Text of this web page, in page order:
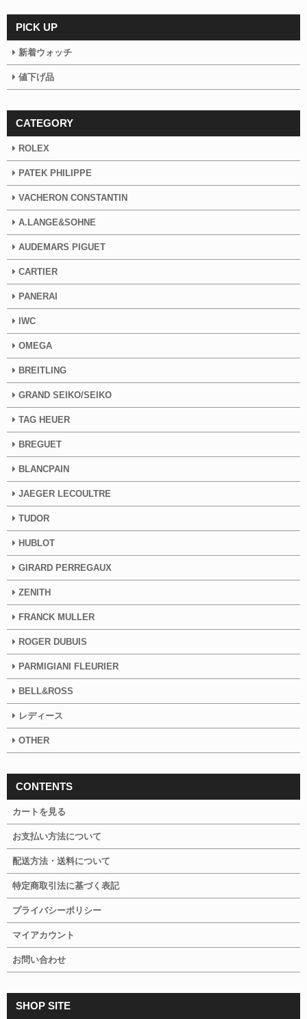
PICK UP
新着ウォッチ
値下げ品
CATEGORY
ROLEX
PATEK PHILIPPE
VACHERON CONSTANTIN
A.LANGE&SOHNE
AUDEMARS PIGUET
CARTIER
PANERAI
IWC
OMEGA
BREITLING
GRAND SEIKO/SEIKO
TAG HEUER
BREGUET
BLANCPAIN
JAEGER LECOULTRE
TUDOR
HUBLOT
GIRARD PERREGAUX
ZENITH
FRANCK MULLER
ROGER DUBUIS
PARMIGIANI FLEURIER
BELL&ROSS
レディース
OTHER
CONTENTS
カートを見る
お支払い方法について
配送方法・送料について
特定商取引法に基づく表記
プライバシーポリシー
マイアカウント
お問い合わせ
SHOP SITE